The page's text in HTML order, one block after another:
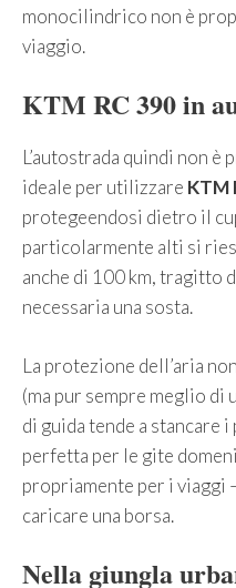
monocilindrico non è
viaggio.
KTM RC 390 in
L’autostrada quindi non è
ideale per utilizzare KTM
protegeendosi dietro il
particolarmente alti si
anche di 100 km, tragitto
necessaria una sosta.
La protezione dell’aria
(ma pur sempre meglio di
di guida tende a stancare i
perfetta per le gite
propriamente per i viaggi
caricare una borsa.
Nella giungla